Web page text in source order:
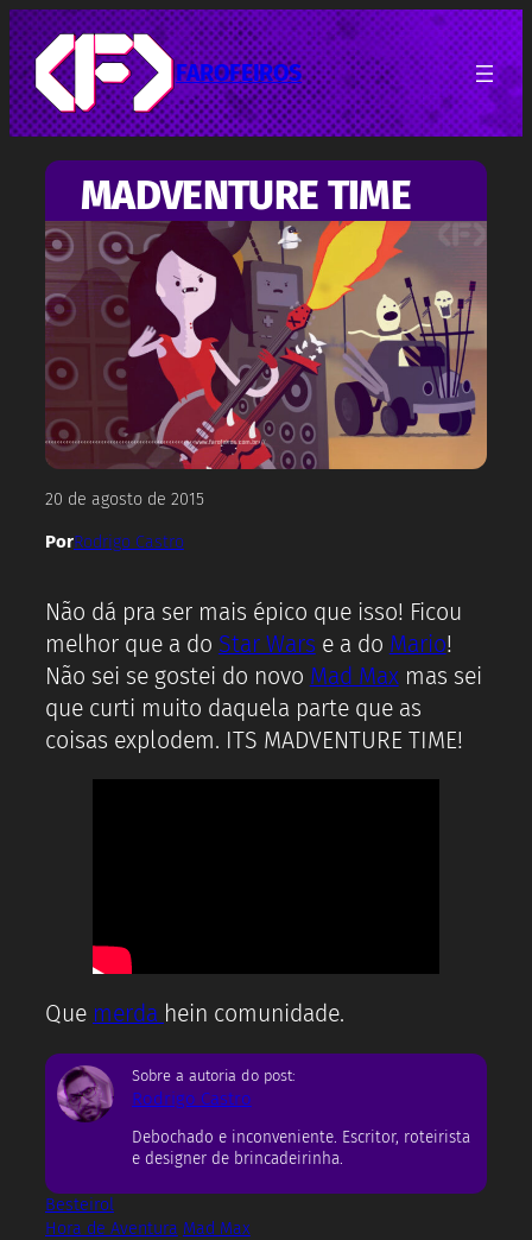
Pular
para
o
conteúdo
FAROFEIROS
MADVENTURE TIME
20 de agosto de 2015
PorRodrigo Castro
Não dá pra ser mais épico que isso! Ficou
melhor que a do Star Wars e a do Mario!
Não sei se gostei do novo Mad Maxmas sei
que curti muito daquela parte que as
coisas explodem. ITS MADVENTURE TIME!
Que merda hein comunidade.
Sobre a autoria do post:
Rodrigo Castro
Debochado e inconveniente. Escritor, roteirista
e designer de brincadeirinha.
Besteirol
Hora de Aventura Mad Max